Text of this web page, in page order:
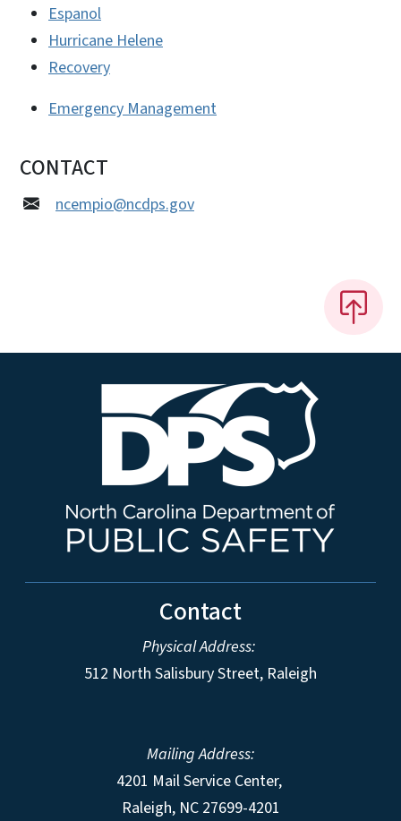
Espanol
Hurricane Helene
Recovery
Emergency Management
CONTACT
ncempio@ncdps.gov
Contact
Physical Address:
512 North Salisbury Street, Raleigh
Mailing Address:
4201 Mail Service Center,
Raleigh, NC 27699-4201